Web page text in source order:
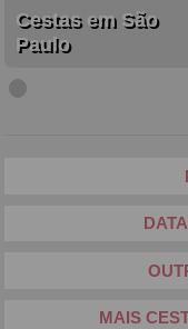
Cestas em São
Paulo
MAIS